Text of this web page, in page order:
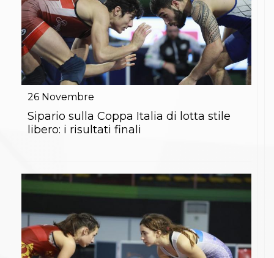
26 Novembre
Sipario sulla Coppa Italia di lotta stile
libero: i risultati finali